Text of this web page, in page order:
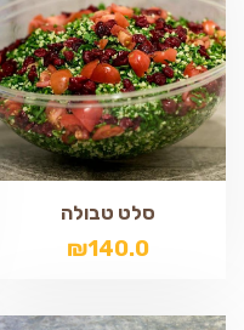
סלט טבולה
₪140.0